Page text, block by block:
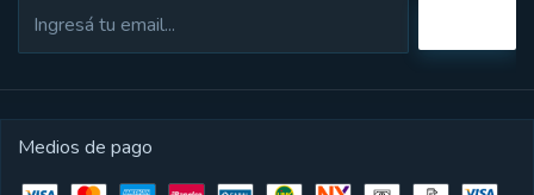
Medios de pago